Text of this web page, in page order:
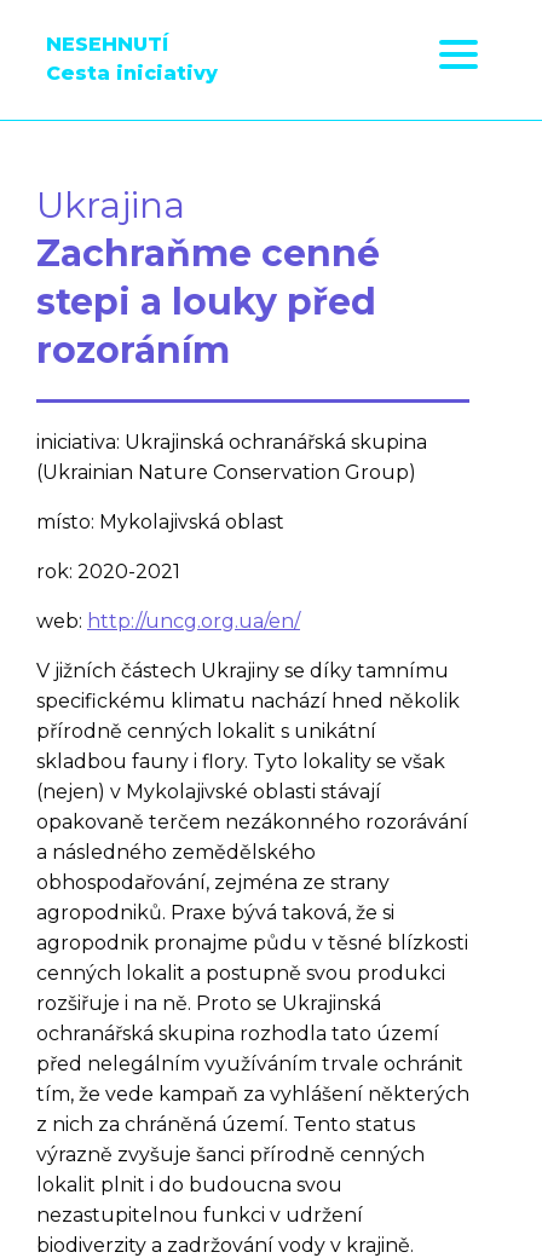
NESEHNUTÍ
Cesta iniciativy
Ukrajina
Zachraňme cenné
stepi a louky před
rozoráním
iniciativa: Ukrajinská ochranářská skupina
(Ukrainian Nature Conservation Group)
místo: Mykolajivská oblast
rok: 2020-2021
web: http://uncg.org.ua/en/
V jižních částech Ukrajiny se díky tamnímu
specifickému klimatu nachází hned několik
přírodně cenných lokalit s unikátní
skladbou fauny i flory. Tyto lokality se však
(nejen) v Mykolajivské oblasti stávají
opakovaně terčem nezákonného rozorávání
a následného zemědělského
obhospodařování, zejména ze strany
agropodniků. Praxe bývá taková, že si
agropodnik pronajme půdu v těsné blízkosti
cenných lokalit a postupně svou produkci
rozšiřuje i na ně. Proto se Ukrajinská
ochranářská skupina rozhodla tato území
před nelegálním využíváním trvale ochránit
tím, že vede kampaň za vyhlášení některých
z nich za chráněná území. Tento status
výrazně zvyšuje šanci přírodně cenných
lokalit plnit i do budoucna svou
nezastupitelnou funkci v udržení
biodiverzity a zadržování vody v krajině.